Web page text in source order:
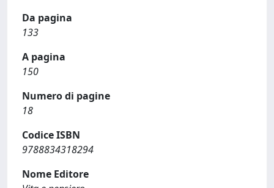
Da pagina
133
A pagina
150
Numero di pagine
18
Codice ISBN
9788834318294
Nome Editore